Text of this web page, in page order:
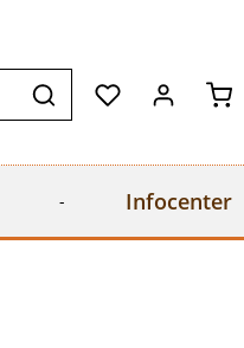
Infocenter